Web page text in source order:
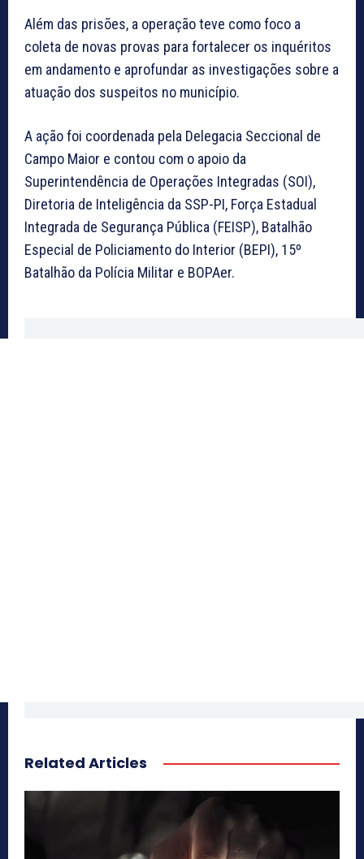
Além das prisões, a operação teve como foco a
coleta de novas provas para fortalecer os inquéritos
em andamento e aprofundar as investigações sobre a
atuação dos suspeitos no município.
A ação foi coordenada pela Delegacia Seccional de
Campo Maior e contou com o apoio da
Superintendência de Operações Integradas (SOI),
Diretoria de Inteligência da SSP-PI, Força Estadual
Integrada de Segurança Pública (FEISP), Batalhão
Especial de Policiamento do Interior (BEPI), 15º
Batalhão da Polícia Militar e BOPAer.
Related Articles